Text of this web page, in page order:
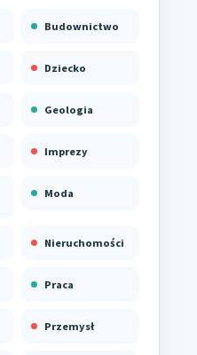
Budownictwo
Dziecko
Geologia
Imprezy
Moda
Nieruchomości
Praca
Przemysł